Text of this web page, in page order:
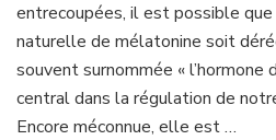
entrecoupées, il est possible
naturelle de mélatonine soit
souvent surnommée « l’hormone
central dans la régulation de
Encore méconnue, elle est …